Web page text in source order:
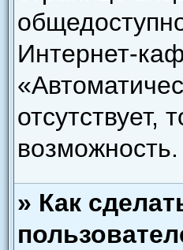
Интернет-
отсутствует,
возможность.
» Как